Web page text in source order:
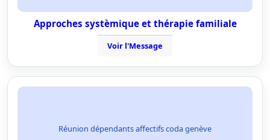
Approches systèmique et thérapie familiale
Voir l'Message
Réunion dépendants affectifs coda genève